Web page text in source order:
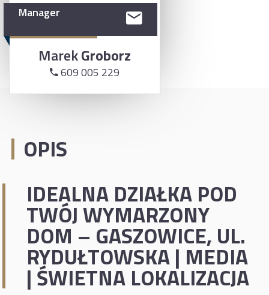
Manager
MarekGroborz
609 005 229
OPIS
IDEALNA DZIAŁKA POD
TWÓJ WYMARZONY
DOM – GASZOWICE, UL.
RYDUŁTOWSKA | MEDIA
| ŚWIETNA LOKALIZACJA